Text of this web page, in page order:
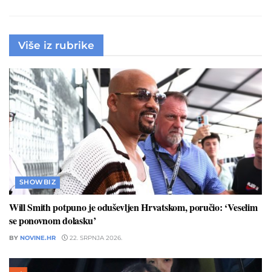
Više iz rubrike
SHOWBIZ
Will Smith potpuno je oduševljen Hrvatskom, poručio: ‘Veselim
se ponovnom dolasku’
BY NOVINE.HR 22. SRPNJA 2026.